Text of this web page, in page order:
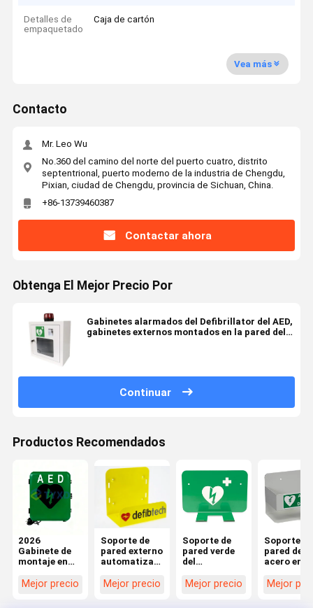
Detalles de
empaquetado
Caja de cartón
Vea más
Contacto
Mr. Leo Wu
No.360 del camino del norte del puerto cuatro, distrito
septentrional, puerto moderno de la industria de Chengdu,
Pixian, ciudad de Chengdu, provincia de Sichuan, China.
+86-13739460387
Contactar ahora
Obtenga El Mejor Precio Por
Gabinetes alarmados del Defibrillator del AED,
gabinetes externos montados en la pared del
Continuar
Productos Recomendados
2026
Gabinete de
montaje en
impermeable
Mejor precio
Soporte de
pared externo
automatizado
Defibrillator
Mejor precio
Soporte de
pared verde
del
del metal
Mejor precio
Soporte de
pared de
acero en
soporte de
Mejor